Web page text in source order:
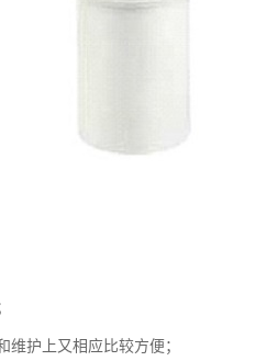
护上又相应比较方便；